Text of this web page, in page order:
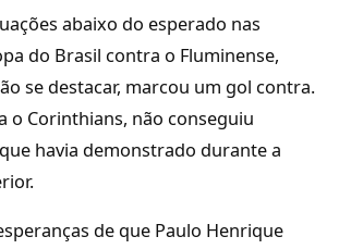
abaixo do esperado nas
do Brasil contra o Fluminense,
se destacar, marcou um gol contra.
o Corinthians, não conseguiu
havia demonstrado durante a
de que Paulo Henrique